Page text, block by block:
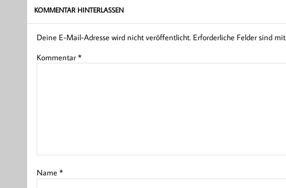
KOMMENTAR HINTERLASSEN
Deine E-Mail-Adresse wird nicht veröffentlicht. Erforderliche Felder sind mit
Kommentar *
Name *